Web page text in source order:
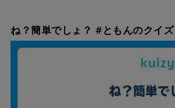
ね？簡単でしょ？ #ともんのクイズ